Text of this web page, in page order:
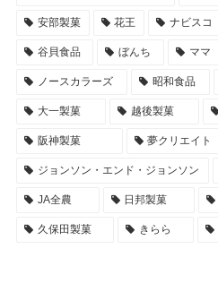
安部製菓 花王 ナビスコ
谷貝食品 ぼんち ママ
ノースカラーズ 昭和食品
大一製菓 越後製菓
阪神製菓 夢クリエイト
ジョンソン・エンド・ジョンソン
JA全農 日邦製菓
久保田製菓 きらら